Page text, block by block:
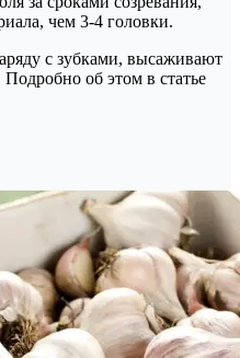
чем 3-4 головки.
с зубками, высаживают
об этом в статье